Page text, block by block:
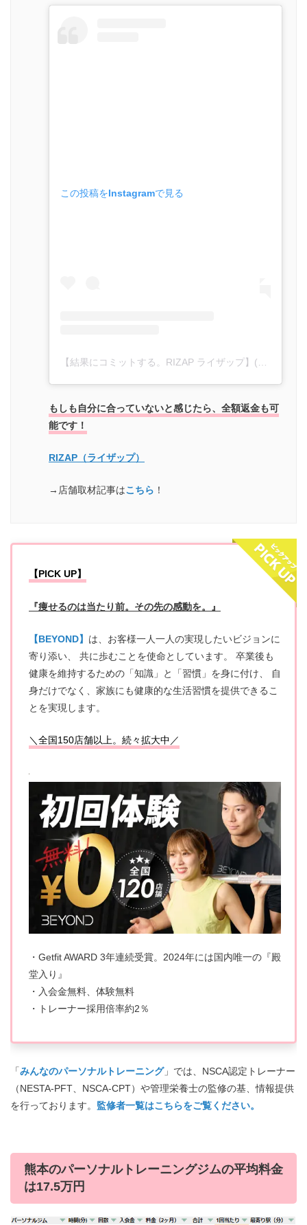
この投稿をInstagramで見る
もしも自分に合っていないと感じたら、全額返金も可
能です！
RIZAP（ライザップ）
→店舗取材記事はこちら ！
【PICK UP】
『痩せるのは当たり前。その先の感動を。』
【BEYOND】 は、お客様一人一人の実現したいビジョンに
寄り添い、 共に歩むことを使命としています。 卒業後も
健康を維持するための「知識」と「習慣」を身に付け、 自
身だけでなく、家族にも健康的な生活習慣を提供できるこ
とを実現します。
＼全国150店舗以上。続々拡大中／
・Getfit AWARD 3年連続受賞。2024年には国内唯一の『殿
堂入り』
・入会金無料、体験無料
・トレーナー採用倍率約2％
「みんなのパーソナルトレーニング」では、NSCA認定トレーナー
（NESTA-PFT、NSCA-CPT）や管理栄養士の監修の基、情報提供
を行っております。 監修者一覧はこちらをご覧ください。
熊本のパーソナルトレーニングジムの平均料金
は17.5万円